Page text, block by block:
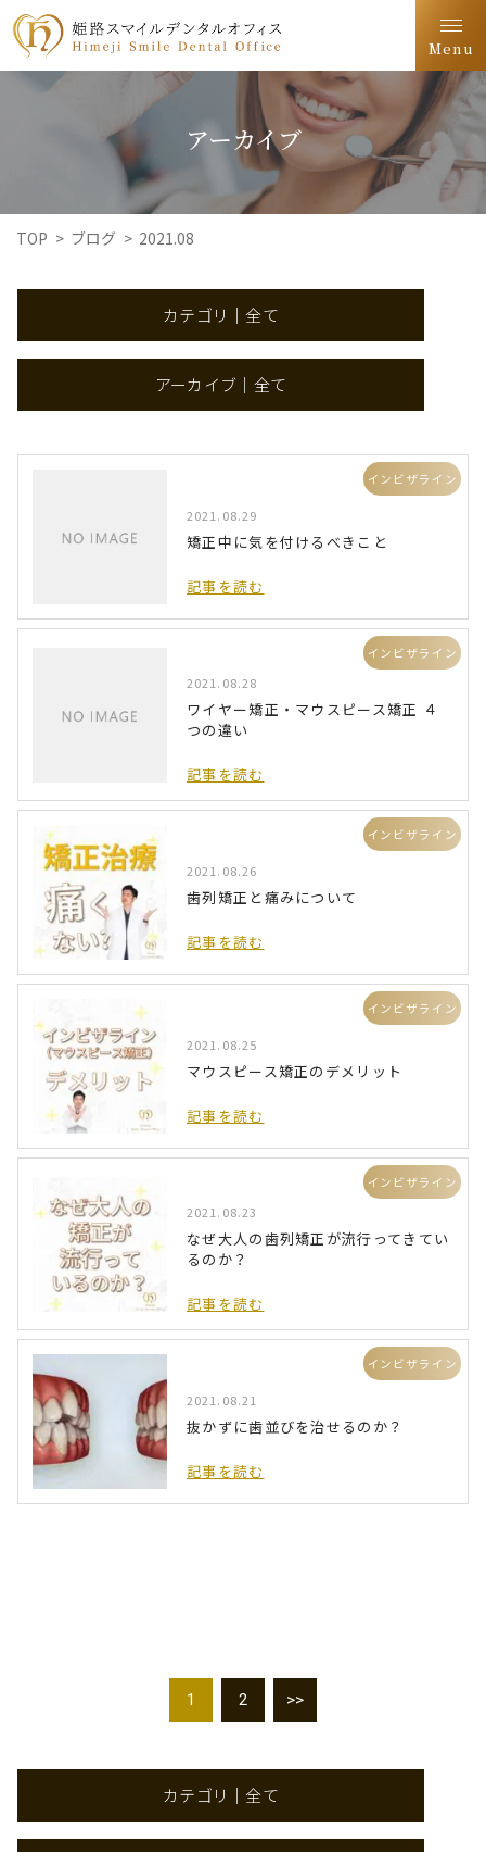
Menu
アーカイブ
TOP > ブログ > 2021.08
カテゴリ｜全て
アーカイブ｜全て
インビザライン
2021.08.29
矯正中に気を付けるべきこと
記事を読む
インビザライン
2021.08.28
ワイヤー矯正・マウスピース矯正 ４
つの違い
記事を読む
インビザライン
2021.08.26
歯列矯正と痛みについて
記事を読む
インビザライン
2021.08.25
マウスピース矯正のデメリット
記事を読む
インビザライン
2021.08.23
なぜ大人の歯列矯正が流行ってきてい
るのか？
記事を読む
インビザライン
2021.08.21
抜かずに歯並びを治せるのか？
記事を読む
1 2 >>
カテゴリ｜全て